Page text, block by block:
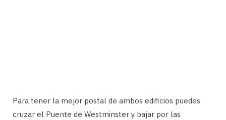
Para tener la mejor postal de ambos edificios puedes
cruzar el Puente de Westminster y bajar por las